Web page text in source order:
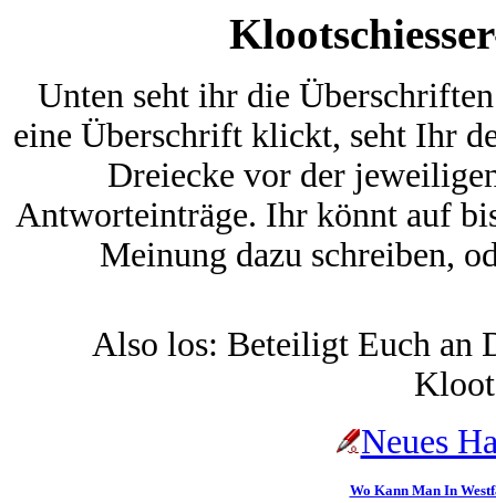
Unten seht ihr die
eine Überschrift klickt, seht Ihr
Dreiecke vor der
Antworteinträge. Ihr könnt auf
Meinung dazu schreiben,
Also los: Beteiligt Euch an
Neues
Wo Kann Man In